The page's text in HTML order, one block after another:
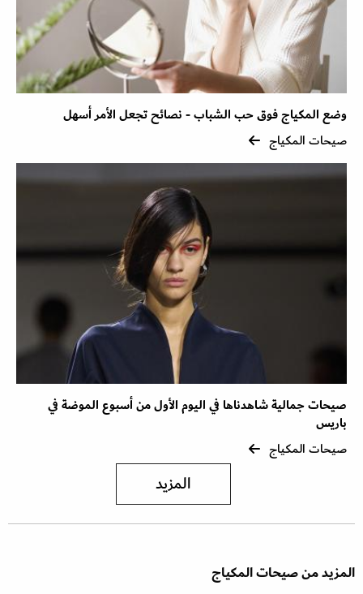
وضع المكياج فوق حب الشباب - نصائح تجعل الأمر أسهل
صيحات المكياج
صيحات جمالية شاهدناها في اليوم الأول من أسبوع الموضة في
باريس
صيحات المكياج
المزيد
المزيد من صيحات المكياج